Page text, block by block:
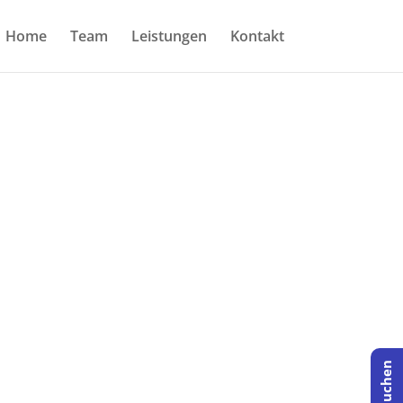
Home Team Leistungen Kontakt